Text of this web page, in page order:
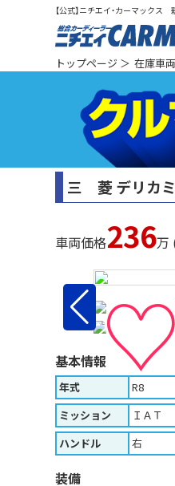
【公式】ニチエイ・カーマックス 新
トップページ ＞ 在庫車
三 菱 デリカ
車両価格236万
基本情報
年式 R8
ミッション
ＩＡＴ
ハンドル
右
装備